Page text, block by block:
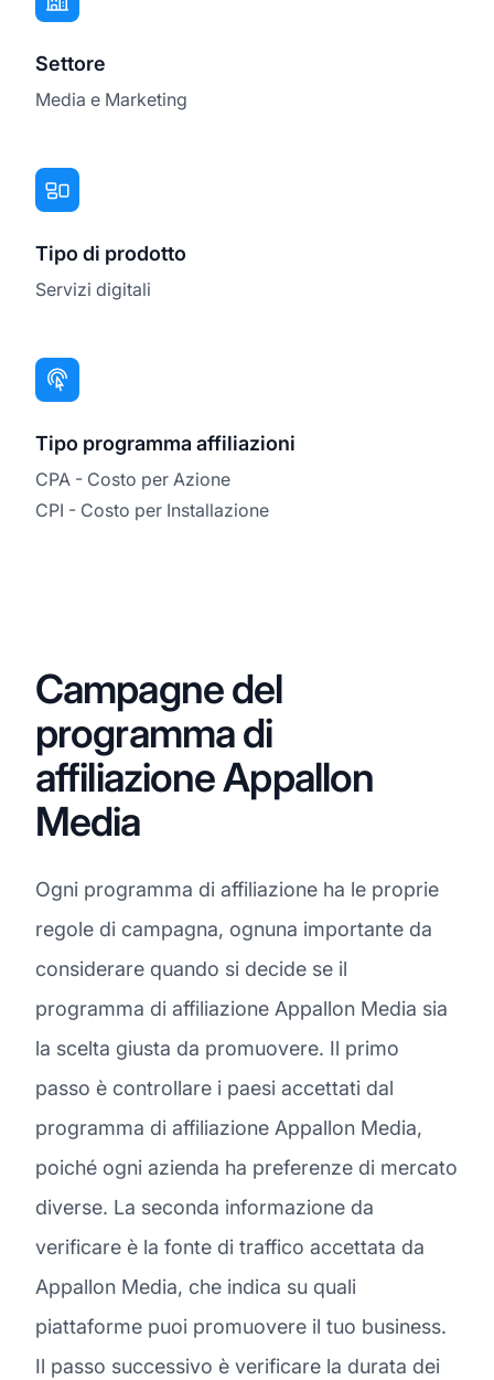
Settore
Media e Marketing
Tipo di prodotto
Servizi digitali
Tipo programma affiliazioni
CPA - Costo per Azione
CPI - Costo per Installazione
Campagne del
programma di
affiliazione Appallon
Media
Ogni programma di affiliazione ha le proprie
regole di campagna, ognuna importante da
considerare quando si decide se il
programma di affiliazione Appallon Media sia
la scelta giusta da promuovere. Il primo
passo è controllare i paesi accettati dal
programma di affiliazione Appallon Media,
poiché ogni azienda ha preferenze di mercato
diverse. La seconda informazione da
verificare è la fonte di traffico accettata da
Appallon Media, che indica su quali
piattaforme puoi promuovere il tuo business.
Il passo successivo è verificare la durata dei